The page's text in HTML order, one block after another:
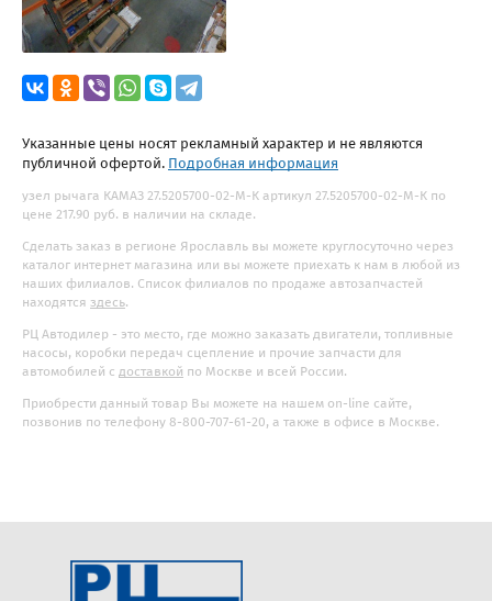
Указанные цены носят рекламный характер и не являются
публичной офертой. Подробная информация
узел рычага КАМАЗ 27.5205700-02-М-К артикул 27.5205700-02-М-К по
цене 217.90 руб. в наличии на складе.
Сделать заказ в регионе Ярославль вы можете круглосуточно через
каталог интернет магазина или вы можете приехать к нам в любой из
наших филиалов. Список филиалов по продаже автозапчастей
находятся здесь.
РЦ Автодилер - это место, где можно заказать двигатели, топливные
насосы, коробки передач сцепление и прочие запчасти для
автомобилей с доставкой по Москве и всей России.
Приобрести данный товар Вы можете на нашем on-line сайте,
позвонив по телефону 8-800-707-61-20, а также в офисе в Москве.